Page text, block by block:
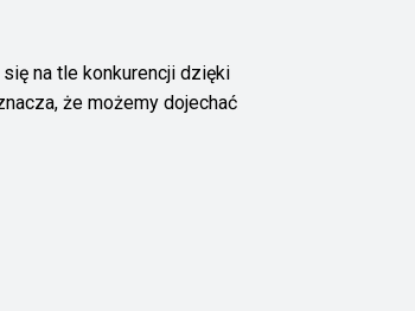
na tle konkurencji dzięki
że możemy dojechać